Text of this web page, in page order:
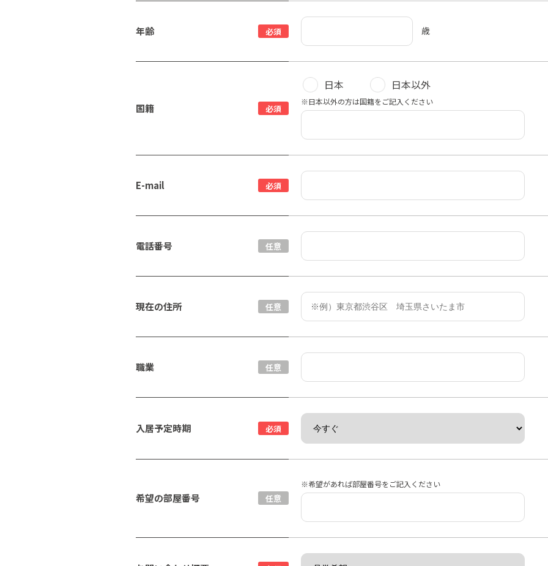
年齢 必須 歳
国籍 必須
日本 日本以外
※日本以外の方は国籍をご記入ください
E-mail 必須
電話番号 任意
現在の住所 任意
職業 任意
入居予定時期 必須
希望の部屋番号 任意
※希望があれば部屋番号をご記入ください